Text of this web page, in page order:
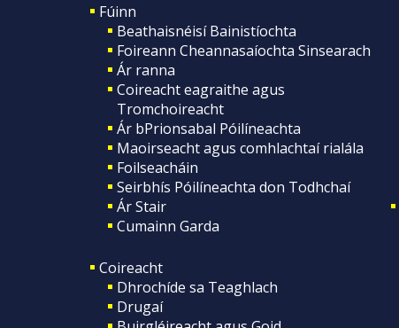
Fúinn
Beathaisnéisí Bainistíochta
Foireann Cheannasaíochta Sinsearach
Ár ranna
Coireacht eagraithe agus
Tromchoireacht
Ár bPrionsabal Póilíneachta
Maoirseacht agus comhlachtaí rialála
Foilseacháin
Seirbhís Póilíneachta don Todhchaí
Ár Stair
Cumainn Garda
Coireacht
Dhrochíde sa Teaghlach
Drugaí